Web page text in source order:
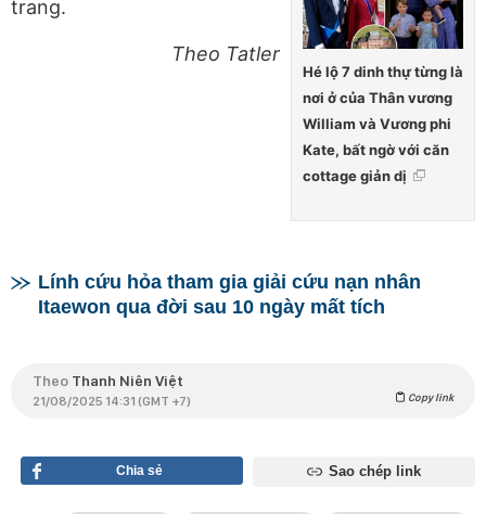
Hé lộ 7 dinh thự từng là
nơi ở của Thân vương
William và Vương phi
Kate, bất ngờ với căn
cottage giản dị
trang.
Theo Tatler
Lính cứu hỏa tham gia giải cứu nạn nhân
Itaewon qua đời sau 10 ngày mất tích
Theo Thanh Niên Việt
21/08/2025 14:31 (GMT +7) Copy link
Chia sẻ Sao chép link